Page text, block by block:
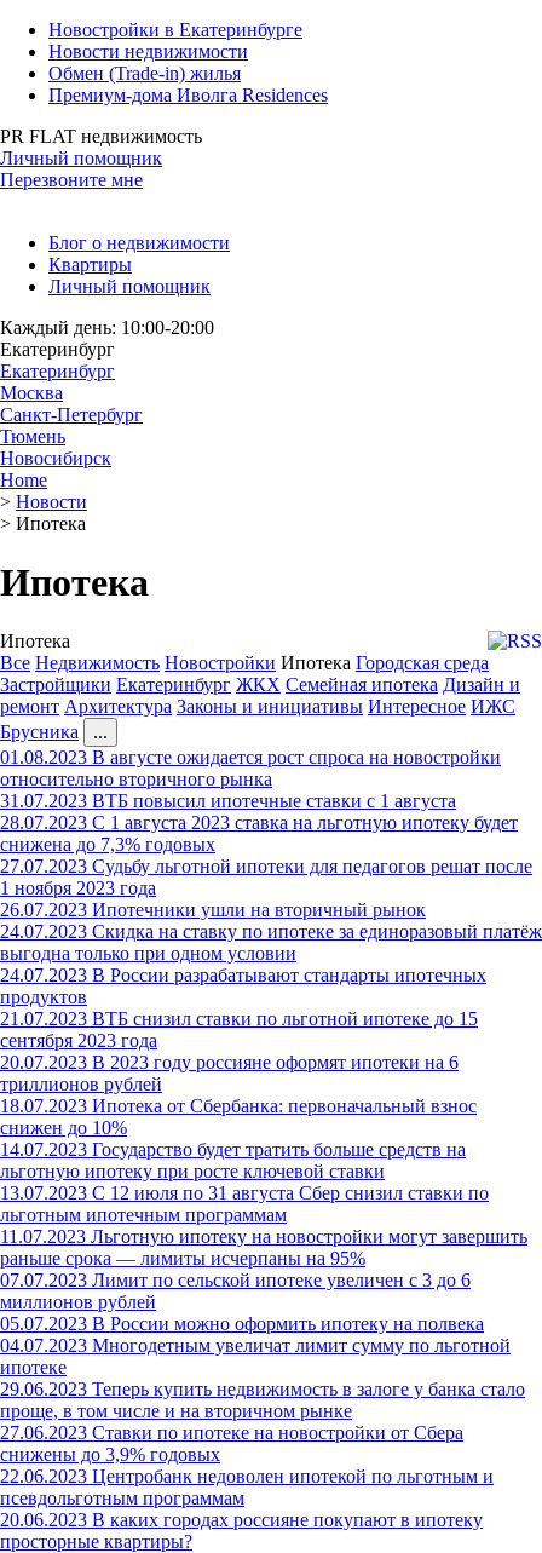
Новостройки в Екатеринбурге
Новости недвижимости
Обмен (Trade-in) жилья
Премиум-дома Иволга Residences
PR FLAT недвижимость
Личный помощник
Перезвоните мне
Блог о недвижимости
Квартиры
Личный помощник
Каждый день: 10:00-20:00
Екатеринбург
Екатеринбург
Москва
Санкт-Петербург
Тюмень
Новосибирск
Home
> Новости
> Ипотека
Ипотека
Ипотека
Все Недвижимость Новостройки Ипотека Городская среда
Застройщики Екатеринбург ЖКХ Семейная ипотека Дизайн и
ремонт Архитектура Законы и инициативы Интересное ИЖС
Брусника
...
01.08.2023 В августе ожидается рост спроса на новостройки
относительно вторичного рынка
31.07.2023 ВТБ повысил ипотечные ставки с 1 августа
28.07.2023 С 1 августа 2023 ставка на льготную ипотеку будет
снижена до 7,3% годовых
27.07.2023 Судьбу льготной ипотеки для педагогов решат после
1 ноября 2023 года
26.07.2023 Ипотечники ушли на вторичный рынок
24.07.2023 Скидка на ставку по ипотеке за единоразовый платёж
выгодна только при одном условии
24.07.2023 В России разрабатывают стандарты ипотечных
продуктов
21.07.2023 ВТБ снизил ставки по льготной ипотеке до 15
сентября 2023 года
20.07.2023 В 2023 году россияне оформят ипотеки на 6
триллионов рублей
18.07.2023 Ипотека от Сбербанка: первоначальный взнос
снижен до 10%
14.07.2023 Государство будет тратить больше средств на
льготную ипотеку при росте ключевой ставки
13.07.2023 С 12 июля по 31 августа Сбер снизил ставки по
льготным ипотечным программам
11.07.2023 Льготную ипотеку на новостройки могут завершить
раньше срока — лимиты исчерпаны на 95%
07.07.2023 Лимит по сельской ипотеке увеличен с 3 до 6
миллионов рублей
05.07.2023 В России можно оформить ипотеку на полвека
04.07.2023 Многодетным увеличат лимит сумму по льготной
ипотеке
29.06.2023 Теперь купить недвижимость в залоге у банка стало
проще, в том числе и на вторичном рынке
27.06.2023 Ставки по ипотеке на новостройки от Сбера
снижены до 3,9% годовых
22.06.2023 Центробанк недоволен ипотекой по льготным и
псевдольготным программам
20.06.2023 В каких городах россияне покупают в ипотеку
просторные квартиры?